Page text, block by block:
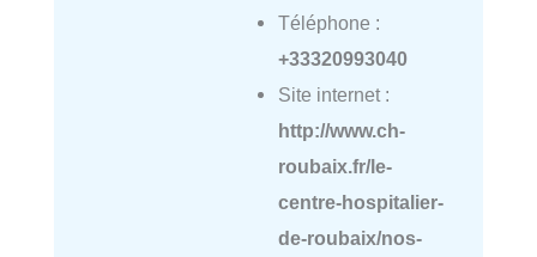
Téléphone :
+33320993040
Site internet :
http://www.ch-
roubaix.fr/le-
centre-hospitalier-
de-roubaix/nos-